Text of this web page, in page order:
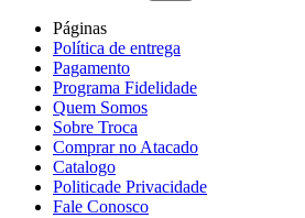
Páginas
Política de entrega
Pagamento
Programa Fidelidade
Quem Somos
Sobre Troca
Comprar no Atacado
Catalogo
Politicade Privacidade
Fale Conosco